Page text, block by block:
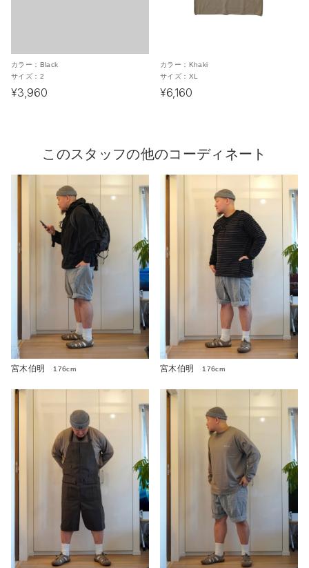
カラー： Black
サイズ： 2
¥3,960
カラー： Khaki
サイズ： XL
¥6,160
このスタッフの他のコーディネート
宮木伯明 176cm 宮木伯明 176cm